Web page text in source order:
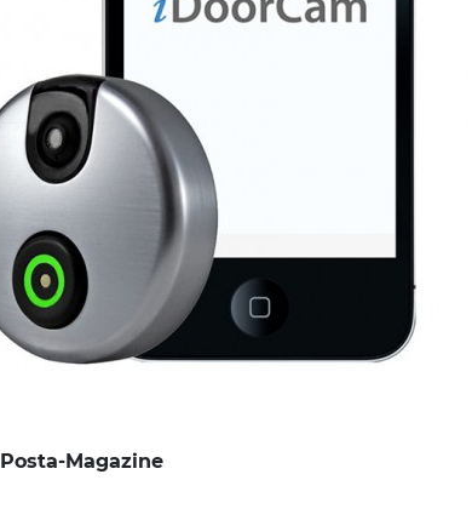
Posta-Magazine